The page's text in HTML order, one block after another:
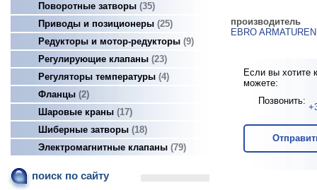
Поворотные затворы 35
Приводы и позиционеры 25
Редукторы и мотор-редукторы 9
Регулирующие клапаны 23
Регуляторы температуры 4
Фланцы 2
Шаровые краны 17
Шиберные затворы 18
Электромагнитные клапаны 79
поиск по сайту
производитель
EBRO ARMATUREN
Если вы хотите
можете:
Позвонить: